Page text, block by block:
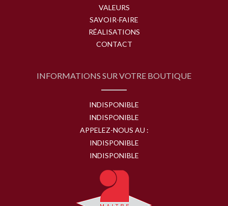
VALEURS
SAVOIR-FAIRE
RÉALISATIONS
CONTACT
INFORMATIONS SUR VOTRE BOUTIQUE
INDISPONIBLE
INDISPONIBLE
APPELEZ-NOUS AU :
INDISPONIBLE
INDISPONIBLE